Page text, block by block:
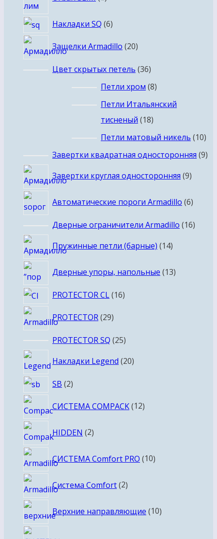
товара
Накладки SQ 66
Защелки Armadillo 2020
Цвет скрытых петель 3636
товаров
Петли хром 88
товаров
Петли Итальянский
тисненый 1818
товаров
Петли матовый никель 1010
Завертки квадратная односторонняя 99
Завертки круглая односторонняя 99
Автоматические пороги Armadillo 66
Дверные ограничители Armadillo 1616
Пружинные петли (барные) 1414
Дверные упоры, напольные 1313
PROTECTOR CL 1616
PROTECTOR 2929
PROTECTOR SQ 2525
Накладки Legend 2020
SB 22
СИСТЕМА COMPACK 1212
HIDDEN 22
СИСТЕМА Comfort PRO 1010
Система Comfort 22
Верхние направляющие 1010